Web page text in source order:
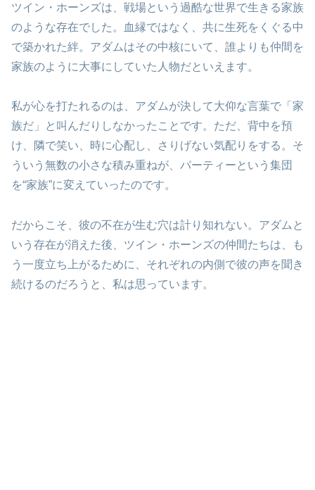
ツイン・ホーンズは、戦場という過酷な世界で生きる家族
のような存在でした。血縁ではなく、共に生死をくぐる中
で築かれた絆。アダムはその中核にいて、誰よりも仲間を
家族のように大事にしていた人物だといえます。
私が心を打たれるのは、アダムが決して大仰な言葉で「家
族だ」と叫んだりしなかったことです。ただ、背中を預
け、隣で笑い、時に心配し、さりげない気配りをする。そ
ういう無数の小さな積み重ねが、パーティーという集団
を“家族”に変えていったのです。
だからこそ、彼の不在が生む穴は計り知れない。アダムと
いう存在が消えた後、ツイン・ホーンズの仲間たちは、も
う一度立ち上がるために、それぞれの内側で彼の声を聞き
続けるのだろうと、私は思っています。